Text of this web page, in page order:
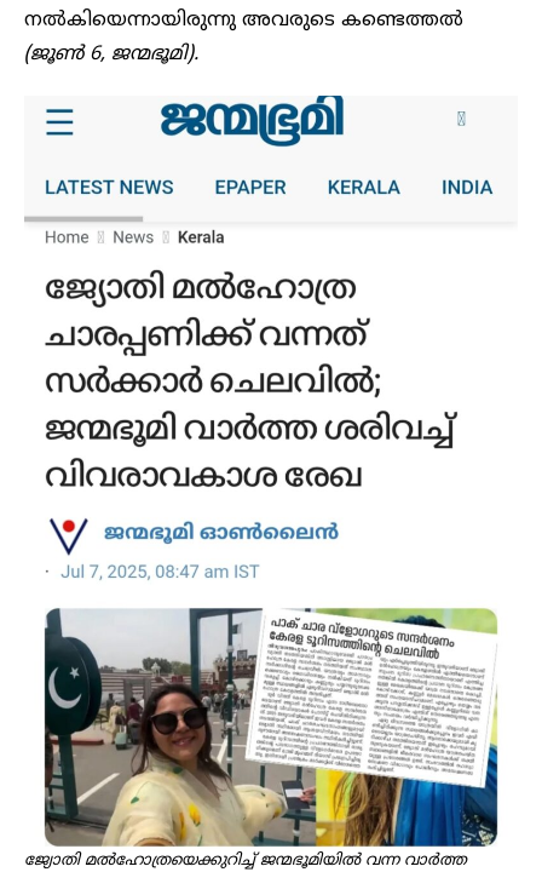
നൽകിയെന്നായിരുന്നു അവരുടെ കണ്ടെത്തൽ
(ജൂൺ 6, ജന്മഭൂമി).
ജ്യോതി മൽഹോത്രയെക്കുറിച്ച് ജന്മഭൂമിയിൽ വന്ന വാർത്ത